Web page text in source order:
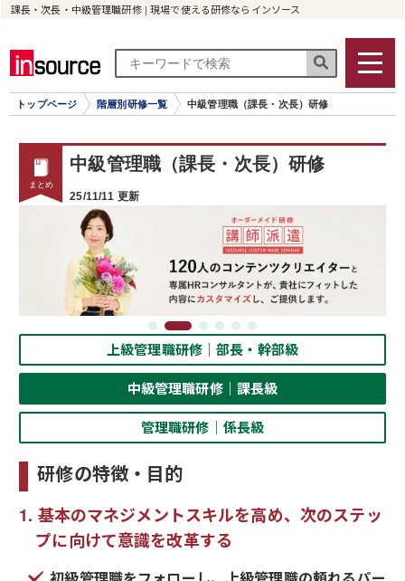
課長・次長・中級管理職研修 | 現場で使える研修ならインソース
トップページ 階層別研修一覧 中級管理職（課長・次長）研修
中級管理職（課長・次長）研修
25/11/11 更新
上級管理職研修｜部長・幹部級
中級管理職研修｜課長級
管理職研修｜係長級
研修の特徴・目的
基本のマネジメントスキルを高め、次のステッ
プに向けて意識を改革する